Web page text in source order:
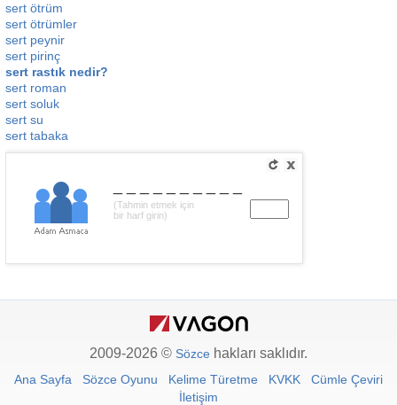
sert ötrüm
sert ötrümler
sert peynir
sert pirinç
sert rastık nedir?
sert roman
sert soluk
sert su
sert tabaka
(Tahmin etmek için
bir harf girin)
2009-2026 © Sözce hakları saklıdır.
Ana Sayfa Sözce Oyunu Kelime Türetme KVKK
Cümle Çeviri
İletişim